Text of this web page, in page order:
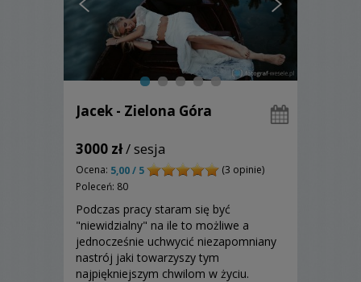
Jacek - Zielona Góra
3000 zł/ sesja
Ocena: 5,00 / 5
(3 opinie)
Poleceń: 80
Podczas pracy staram się być
"niewidzialny" na ile to możliwe a
jednocześnie uchwycić niezapomniany
nastrój jaki towarzyszy tym
najpiękniejszym chwilom w życiu.